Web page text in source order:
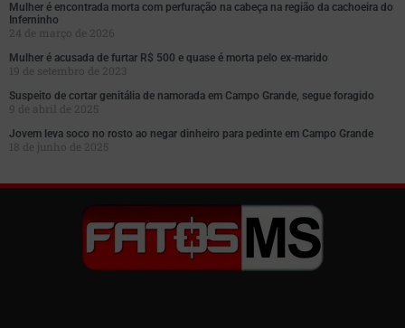
Mulher é encontrada morta com perfuração na cabeça na região da cachoeira do
Inferninho
24 de março de 2026
Mulher é acusada de furtar R$ 500 e quase é morta pelo ex-marido
19 de setembro de 2023
Suspeito de cortar genitália de namorada em Campo Grande, segue foragido
9 de abril de 2025
Jovem leva soco no rosto ao negar dinheiro para pedinte em Campo Grande
18 de junho de 2025